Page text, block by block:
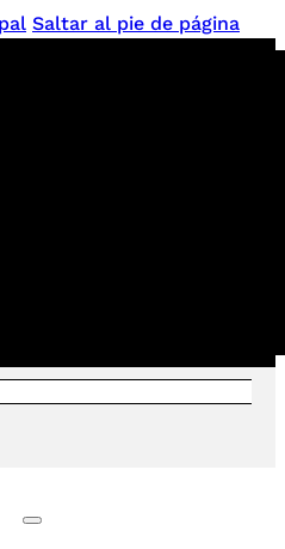
Saltar al pie de página